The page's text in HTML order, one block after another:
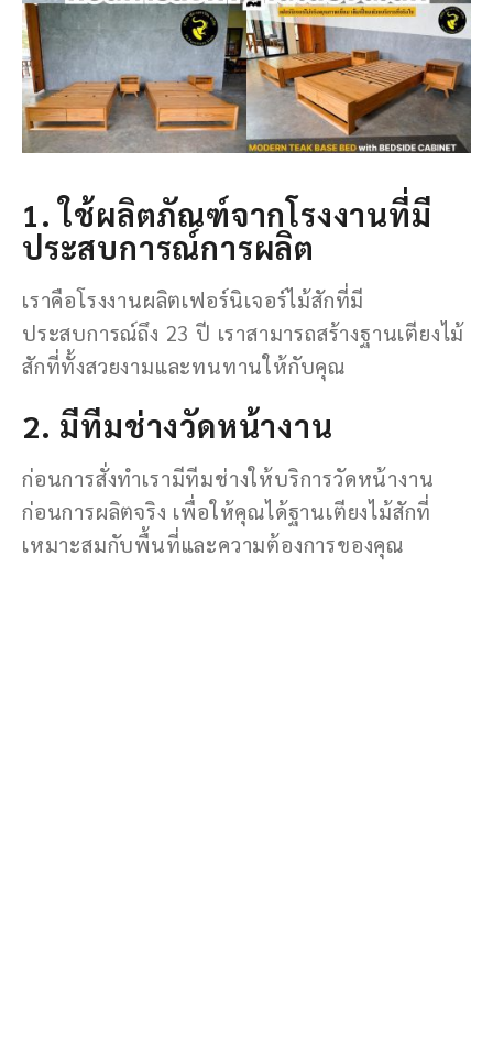
1. ใช้ผลิตภัณฑ์จากโรงงานที่มี
ประสบการณ์การผลิต
เราคือโรงงานผลิตเฟอร์นิเจอร์ไม้สักที่มี
ประสบการณ์ถึง 23 ปี เราสามารถสร้างฐานเตียงไม้
สักที่ทั้งสวยงามและทนทานให้กับคุณ
2. มีทีมช่างวัดหน้างาน
ก่อนการสั่งทำเรามีทีมช่างให้บริการวัดหน้างาน
ก่อนการผลิตจริง เพื่อให้คุณได้ฐานเตียงไม้สักที่
เหมาะสมกับพื้นที่และความต้องการของคุณ